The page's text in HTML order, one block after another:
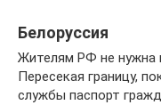
Белоруссия
Жителям РФ не нужна
Пересекая границу,
службы паспорт